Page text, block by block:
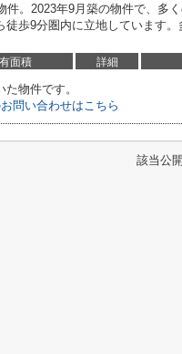
件。2023年9月築の物件で、多
徒歩9分圏内に立地しています
面積 詳細
物件です。
問い合わせはこちら
該当公